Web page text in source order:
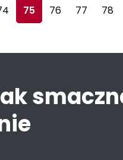
75 76 77 78